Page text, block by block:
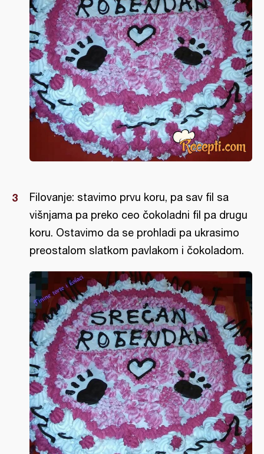
Filovanje: stavimo prvu koru, pa sav fil sa
višnjama pa preko ceo čokoladni fil pa drugu
koru. Ostavimo da se prohladi pa ukrasimo
preostalom slatkom pavlakom i čokoladom.